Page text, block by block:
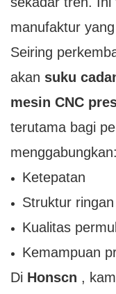
manufaktur
Seiring
akan suku
mesin CNC
terutama bagi
menggabungkan:
Ketepatan
Struktur ringan
Kualitas
Kemampuan
Di Honscn ,